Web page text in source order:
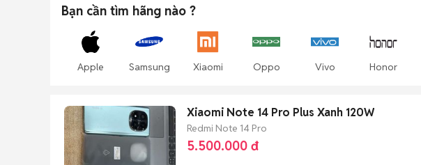
Bạn cần tìm hãng nào ?
Apple Samsung Xiaomi Oppo Vivo Honor
Xiaomi Note 14 Pro Plus Xanh 120W
Redmi Note 14 Pro
5.500.000 đ